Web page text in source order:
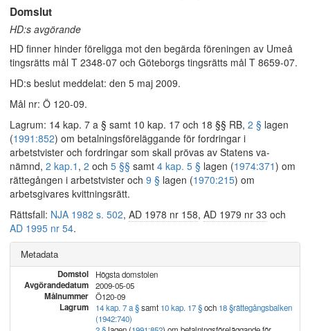
Domslut
HD:s avgörande
HD finner hinder föreligga mot den begärda föreningen av Umeå
tingsrätts mål T 2348-07 och Göteborgs tingsrätts mål T 8659-07.
HD:s beslut meddelat: den 5 maj 2009.
Mål nr: Ö 120-09.
Lagrum: 14 kap. 7 a § samt 10 kap. 17 och 18 §§ RB, 2 § lagen
(1991:852) om betalningsföreläggande för fordringar i
arbetstvister och fordringar som skall prövas av Statens va-
nämnd, 2 kap.1 , 2 och 5 §§ samt 4 kap. 5 § lagen (1974:371) om
rättegången i arbetstvister och 9 § lagen (1970:215) om
arbetsgivares kvittningsrätt.
Rättsfall: NJA 1982 s. 502, AD 1978 nr 158, AD 1979 nr 33 och
AD 1995 nr 54.
Metadata
Domstol Högsta domstolen
Avgörandedatum 2009-05-05
Målnummer Ö120-09
Lagrum 14 kap. 7 a §samt 10 kap. 17 §och 18 §rättegångsbalken
(1942:740)